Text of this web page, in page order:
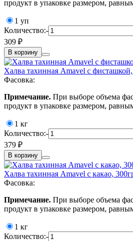
продукт в упаковке размером,
1 уп
Количество:-
309 ₽
В корзину
Халва тахинная Amavel с
Фасовка:
Примечание. При выборе объема
продукт в упаковке размером,
1 кг
Количество:-
379 ₽
В корзину
Халва тахинная Amavel с какао,
Фасовка:
Примечание. При выборе объема
продукт в упаковке размером,
1 кг
Количество:-